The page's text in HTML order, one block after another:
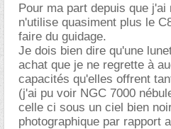
Pour ma part depuis que
n'utilise quasiment plus le
faire du guidage.
Je dois bien dire qu'une
achat que je ne regrette à
capacités qu'elles offrent
(j'ai pu voir NGC 7000
celle ci sous un ciel bien
photographique par rapport